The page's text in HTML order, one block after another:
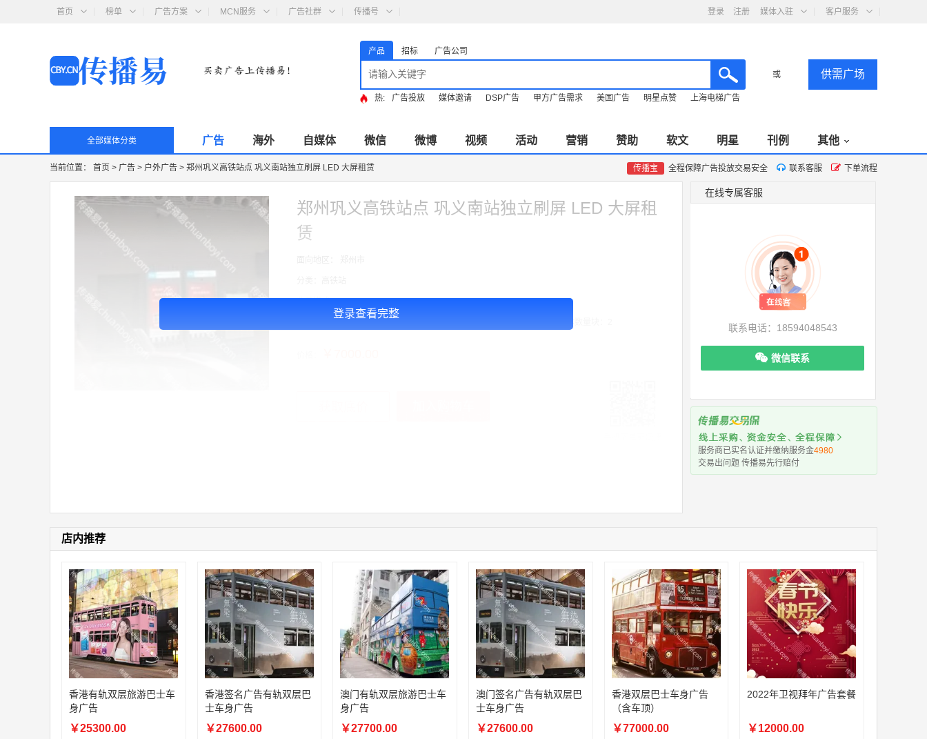
首页 榜单 广告方案 MCN服务 广告社群 传播号 登录 注册 媒体入驻 客户服务
产品 招标 广告公司
或 供需广场
热: 广告投放 媒体邀请 DSP广告 甲方广告需求 美国广告 明星点赞 上海电梯广告
全部媒体分类 广告 海外 自媒体 微信 微博 视频 活动 营销 赞助 软文 明星 刊例 其他
当前位置： 首页 > 广告 > 户外广告 > 郑州巩义高铁站点 巩义南站独立刷屏 LED 大屏租赁 传播宝 全程保障广告投放交易安全 联系客服 下单流程
登录查看完整
郑州巩义高铁站点 巩义南站独立刷屏 LED 大屏租
赁
03:00:41
153****4020 联系了该媒体所在商家
05:19:34
150****6182
联系了该媒体所在商家
03:27:46
181****7631 联系了该媒体所在商家
03:18:49
173****0620 联系了该媒体所在商家
03:20:56 156****3374 联系了该媒体所在商家
03:42:33 158****0746 联系了该媒体所在商家
01:59:39 189****2617 联系了该媒体所在商家
12:40:20 177****7961 联系了该媒体所在商家
04:12:36 181****8167
联系了该媒体所在商家
04:16:44 181****0078
联系了该媒体所在商家
在线专属客服
联系电话：18594048543
微信联系
服务商已实名认证并缴纳服务金4980
交易出问题 传播易先行赔付
店内推荐
香港有轨双层旅游巴士车
身广告
￥25300.00
香港签名广告有轨双层巴
士车身广告
￥27600.00
澳门有轨双层旅游巴士车
身广告
￥27700.00
澳门签名广告有轨双层巴
士车身广告
￥27600.00
香港双层巴士车身广告
（含车顶）
￥77000.00
2022年卫视拜年广告套餐
￥12000.00